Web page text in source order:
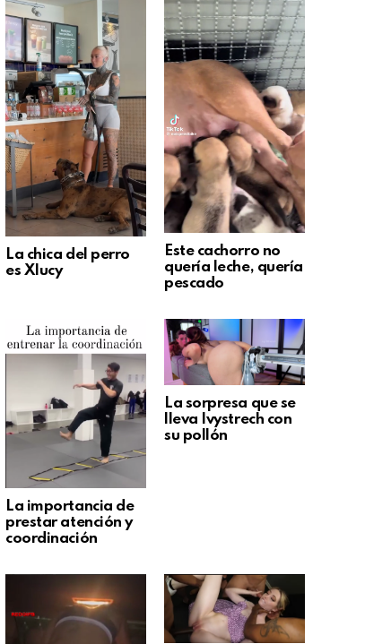
La chica del perro
es Xlucy
Este cachorro no
quería leche, quería
pescado
La importancia de
prestar atención y
coordinación
La sorpresa que se
lleva Ivystrech con
su pollón